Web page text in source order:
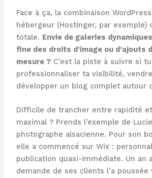
Face à ça, la combinaison
hébergeur (Hostinger, par
totale. Envie de galeries
fine des droits d’image ou d’ajouts
mesure ?C’est la piste à suivre si
professionnaliser ta visibilité,
développer un blog complet autour
Difficile de trancher entre rapidité
maximal ? Prends l’exemple de
photographe alsacienne. Pour son
elle a commencé sur Wix :
publication quasi-immédiate. Un an
demande de ses clients l’a poussée